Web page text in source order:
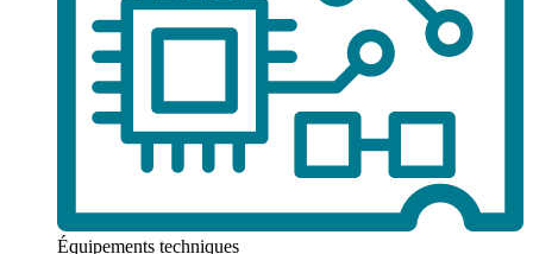
Équipements techniques